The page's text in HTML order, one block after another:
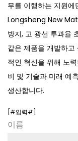
무를 이행하는 지원
Longsheng New
방지, 고 광선 투과율
같은 제품을 개발하
적인 혁신을 위해 노
비 및 기술과 미래 예
생산합니다.
[#입력#]
이름